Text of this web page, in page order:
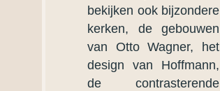
bekijken ook bijzondere
kerken, de gebouwen
van Otto Wagner, het
design van Hoffmann,
de contrasterende